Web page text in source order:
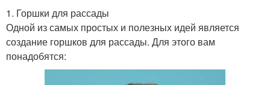
1. Горшки для рассады
Одной из самых простых и полезных идей является
создание горшков для рассады. Для этого вам
понадобятся: